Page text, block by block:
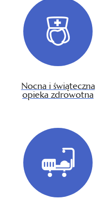
Nocna i świąteczna
opieka zdrowotna